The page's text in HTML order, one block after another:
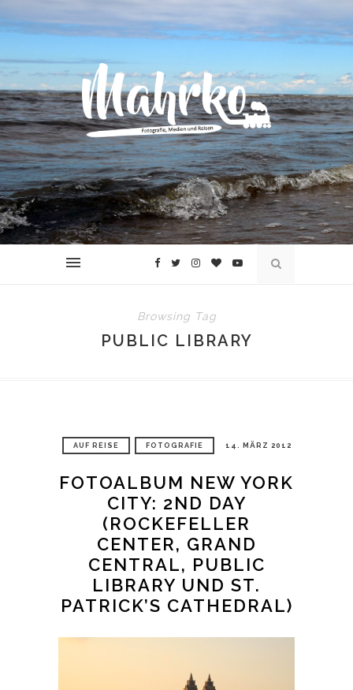
Browsing Tag
PUBLIC LIBRARY
AUF REISE FOTOGRAFIE 14. MÄRZ 2012
FOTOALBUM NEW YORK
CITY: 2ND DAY
(ROCKEFELLER
CENTER, GRAND
CENTRAL, PUBLIC
LIBRARY UND ST.
PATRICK’S CATHEDRAL)